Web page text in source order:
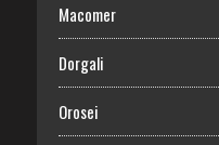
Macomer
Dorgali
Orosei